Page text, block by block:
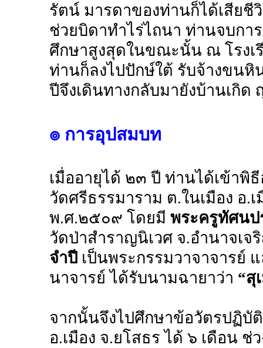
รัตน์ มารดาของท่านก็ได้เสียชี
ช่วยบิดาทำไร่ไถนา ท่านจบกา
ศึกษาสูงสุดในขณะนั้น ณ โรงเ
ท่านก็ลงไปปักษ์ใต้ รับจ้างขน
ปีจึงเดินทางกลับมายังบ้านเกิ
๏ การอุปสมบท
เมื่ออายุได้ ๒๓ ปี ท่านได้เข้า
วัดศรีธรรมาราม ต.ในเมือง อ.
พ.ศ.๒๕๐๙ โดยมี พระครูทัศนป
วัดป่าสำราญนิเวศ จ.อำนาจเ
จำปี เป็นพระกรรมวาจาจารย์
นาจารย์ ได้รับนามฉายาว่า “สุ
จากนั้นจึงไปศึกษาข้อวัตรปฏิบั
อ.เมือง จ.ยโสธร ได้ ๖ เดือน ช่